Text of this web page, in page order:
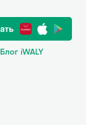
Блог iWALY